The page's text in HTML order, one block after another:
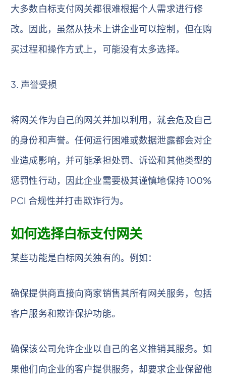
大多数白标支付网关都很难根据个人需求进行修
改。因此，虽然从技术上讲企业可以控制，但在购
买过程和操作方式上，可能没有太多选择。
3. 声誉受损
将网关作为自己的网关并加以利用，就会危及自己
的身份和声誉。任何运行困难或数据泄露都会对企
业造成影响，并可能承担处罚、诉讼和其他类型的
惩罚性行动，因此企业需要极其谨慎地保持 100%
PCI 合规性并打击欺诈行为。
如何选择白标支付网关
某些功能是白标网关独有的。例如：
确保提供商直接向商家销售其所有网关服务，包括
客户服务和欺诈保护功能。
确保该公司允许企业以自己的名义推销其服务。如
果他们向企业的客户提供服务，却要求企业保留他